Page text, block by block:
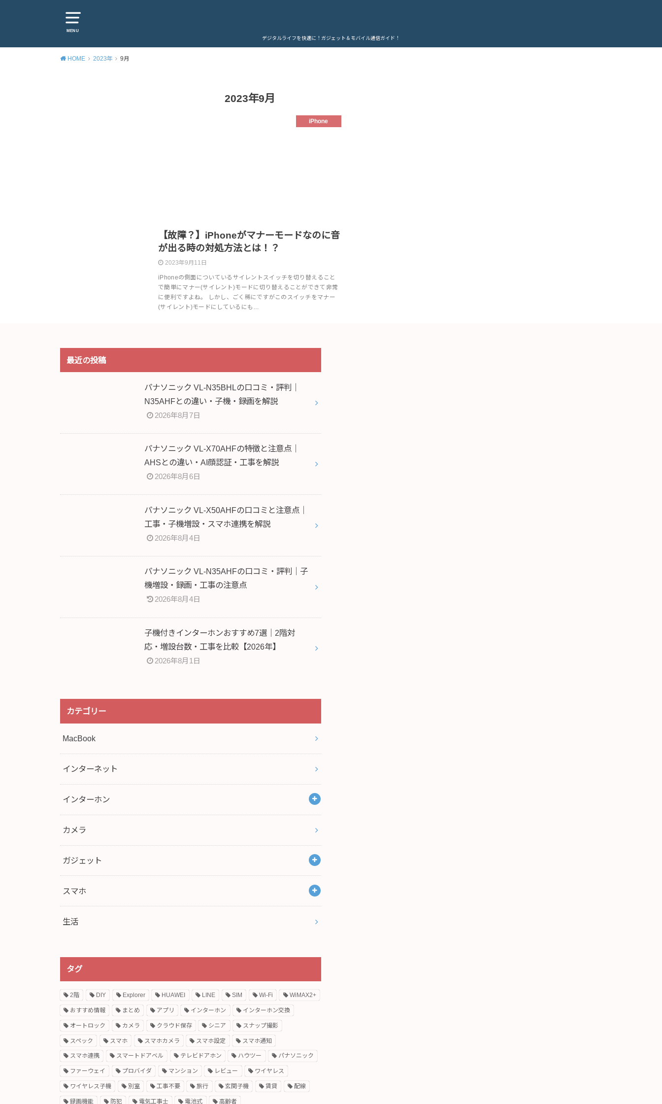
MENU
デジタルライフを快適に！ガジェット＆モバイル通信ガイド！
HOME 2023年 9月
2023年9月
iPhone
【故障？】iPhoneがマナーモードなのに音
が出る時の対処方法とは！？
2023年9月11日
iPhoneの側面についているサイレントスイッチを切り替えること
で簡単にマナー(サイレント)モードに切り替えることができて非常
に便利ですよね。 しかし、ごく稀にですがこのスイッチをマナー
(サイレント)モードにしているにも…
最近の投稿
パナソニック VL-N35BHLの口コミ・評判｜
N35AHFとの違い・子機・録画を解説
2026年8月7日
パナソニック VL-X70AHFの特徴と注意点｜
AHSとの違い・AI顔認証・工事を解説
2026年8月6日
パナソニック VL-X50AHFの口コミと注意点｜
工事・子機増設・スマホ連携を解説
2026年8月4日
パナソニック VL-N35AHFの口コミ・評判｜子
機増設・録画・工事の注意点
2026年8月4日
子機付きインターホンおすすめ7選｜2階対
応・増設台数・工事を比較【2026年】
2026年8月1日
カテゴリー
MacBook
インターネット
インターホン
カメラ
ガジェット
スマホ
生活
タグ
2階 DIY Explorer HUAWEI LINE SIM Wi-Fi WiMAX2+
おすすめ情報 まとめ アプリ インターホン インターホン交換
オートロック カメラ クラウド保存 シニア スナップ撮影
スペック スマホ スマホカメラ スマホ設定 スマホ通知
スマホ連携 スマートドアベル テレビドアホン ハウツー パナソニック
ファーウェイ プロバイダ マンション レビュー ワイヤレス
ワイヤレス子機 別室 工事不要 旅行 玄関子機 賃貸 配線
録画機能 防犯 電気工事士 電池式 高齢者